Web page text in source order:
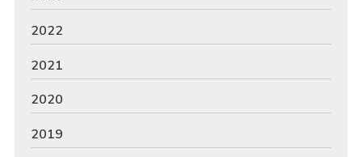
2022
2021
2020
2019